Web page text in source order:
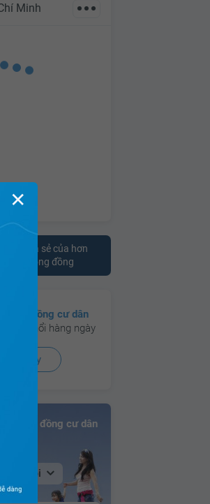
Minh
kiến chia sẻ của hơn
trên cộng đồng
cộng đồng cư dân
sôi nổi hàng ngày
Xem ngay
Cộng đồng cư dân
Tại Hà Nội
✕